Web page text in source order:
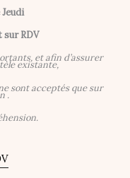
sur RDV
et afin d’assurer
existante,
sont acceptés que sur
.